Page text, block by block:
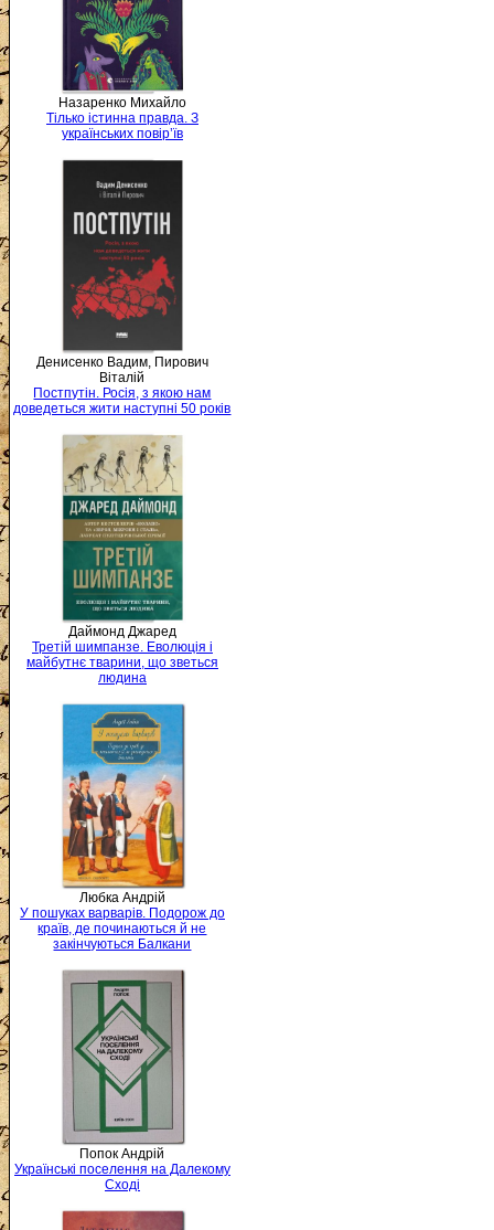
Назаренко Михайло
Тілько істинна правда. З
українських повір’їв
Денисенко Вадим, Пирович
Віталій
Постпутін. Росія, з якою нам
доведеться жити наступні 50 років
Даймонд Джаред
Третій шимпанзе. Еволюція і
майбутнє тварини, що зветься
людина
Любка Андрій
У пошуках варварів. Подорож до
країв, де починаються й не
закінчуються Балкани
Попок Андрій
Українські поселення на Далекому
Сході